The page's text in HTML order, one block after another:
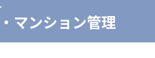
マンション管理